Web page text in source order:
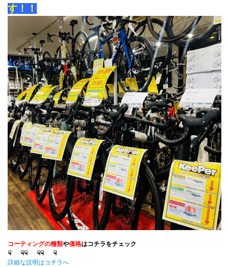
す！！
コーティングの種類や価格はコチラをチェック
☟ ☟☟ ☟☟ ☟
詳細な説明はコチラへ